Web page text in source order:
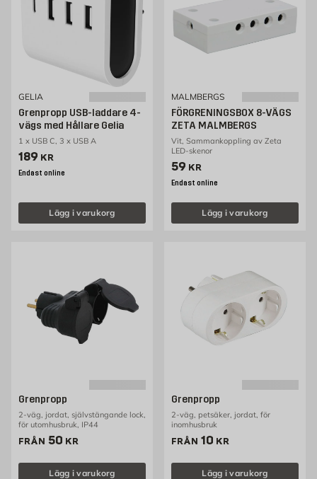
GELIA
Grenpropp USB-laddare 4-
vägs med Hållare Gelia
1 x USB C, 3 x USB A
Pris 189 kr
189 KR
Endast online
Lägg i varukorg
MALMBERGS
FÖRGRENINGSBOX 8-VÄGS
ZETA MALMBERGS
Vit, Sammankoppling av Zeta
LED-skenor
Pris 59 kr
59 KR
Endast online
Lägg i varukorg
Grenpropp
2-väg, jordat, självstängande lock,
för utomhusbruk, IP44
FRÅN Pris 50 kr
50 KR
Lägg i varukorg
Grenpropp
2-väg, petsäker, jordat, för
inomhusbruk
FRÅN Pris 10 kr
10 KR
Lägg i varukorg